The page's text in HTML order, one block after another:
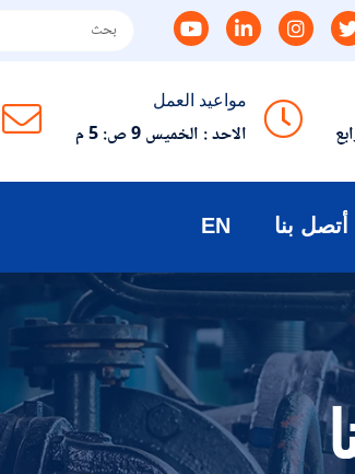
مواعيد العمل
الاحد : الخميس 9 ص: 5 م
أتصل بنا EN